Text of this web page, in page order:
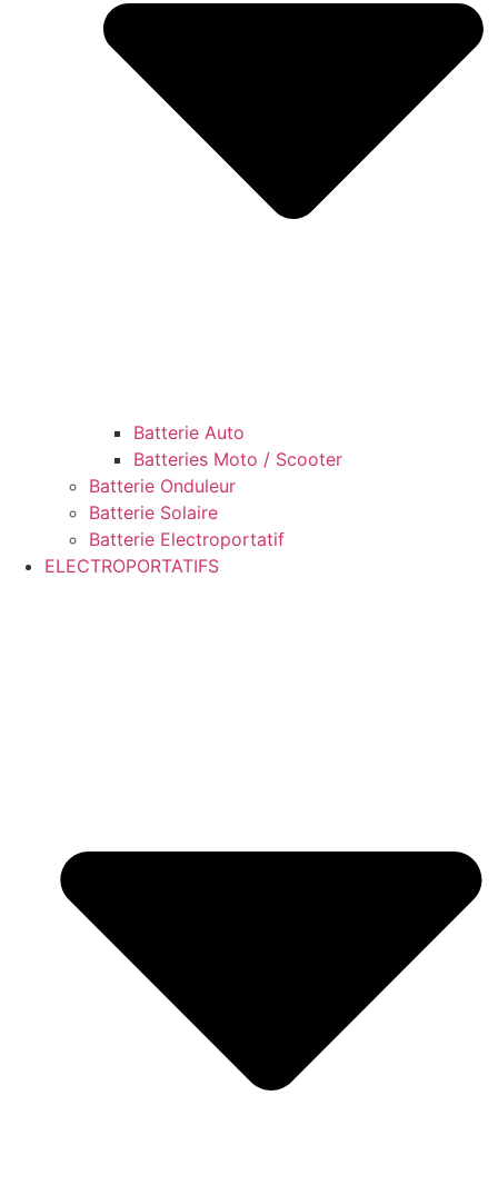
Batterie Auto
Batteries Moto / Scooter
Batterie Onduleur
Batterie Solaire
Batterie Electroportatif
ELECTROPORTATIFS